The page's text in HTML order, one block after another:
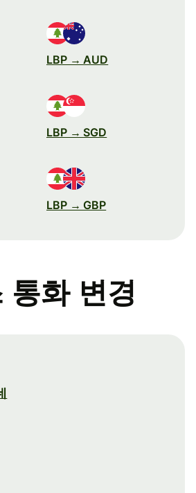
LBP → AUD
LBP → SGD
LBP → GBP
통화 변경